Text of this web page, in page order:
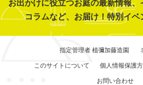
コラムなど、お届け！特別イベ
指定管理者 植彌加藤造園
このサイトについて
個人情報保護
お問い合わせ